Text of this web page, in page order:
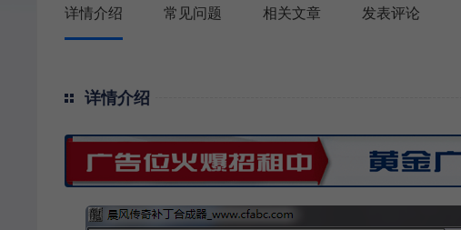
详情介绍 常见问题 相关文章 发表评论
详情介绍